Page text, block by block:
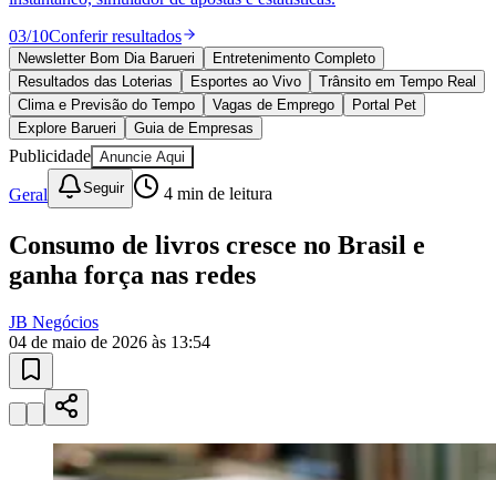
Juventude
10 anos de JBnovo portalconfira as novidades
Esportes ao Vivo
atualizadas
Paulistão, Brasileirão, Champions League e mais. Placar em tempo